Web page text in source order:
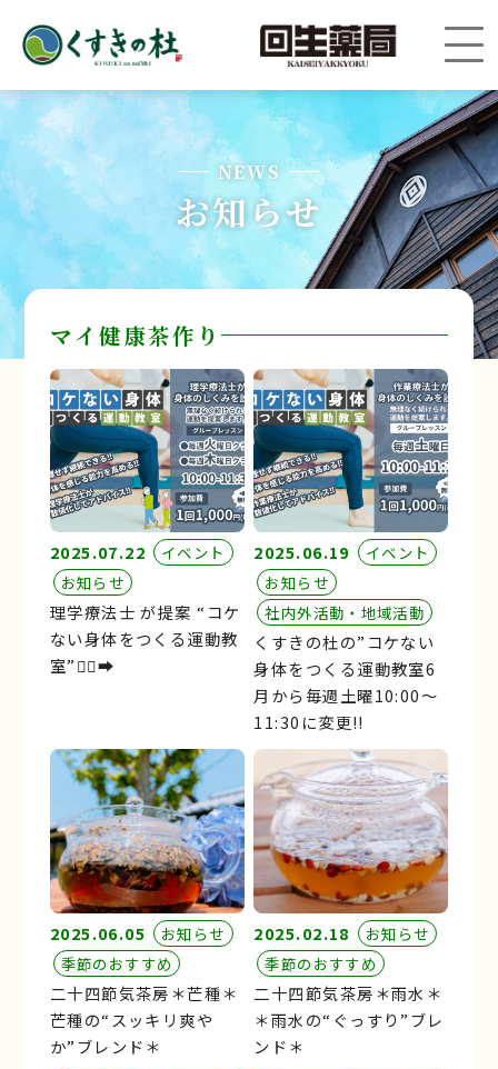
NEWS
お知らせ
マイ健康茶作り
2025.07.22
イベント
お知らせ
理学療法士 が提案 “コケ
ない身体をつくる運動教
室”🏃‍♂️‍➡️
2025.06.19
イベント
お知らせ
社内外活動・地域活動
くすきの杜の”コケない
身体をつくる運動教室6
月から毎週土曜10:00～
11:30に変更!!
2025.06.05
お知らせ
季節のおすすめ
二十四節気茶房＊芒種＊
芒種の“スッキリ爽や
か”ブレンド＊
2025.02.18
お知らせ
季節のおすすめ
二十四節気茶房＊雨水＊
＊雨水の“ぐっすり”ブレ
ンド＊